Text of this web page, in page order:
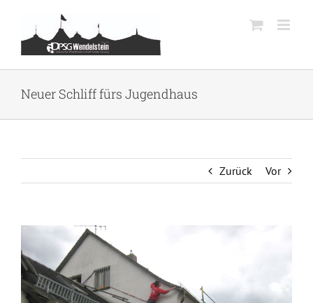
springen
Neuer Schliff fürs Jugendhaus
Zurück Vor
grösseres
Bild